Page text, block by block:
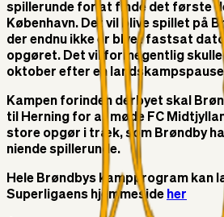
spillerunde for at finde det første
København. Det vil blive spillet på
der endnu ikke er blvet fastsat
opgøret. Det vil formegentlig
oktober efter en landskampspause.
Kampen forinden derbyet skal
til Herning for at møde FC
store opgør i træk, som Brøndby
niende spillerunde.
Hele Brøndbys kampprogram kan
Superligaens hjemmeside her